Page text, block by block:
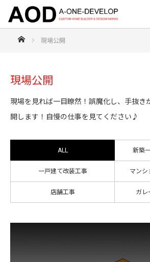
HOME現場公開
現場公開
現場を見れば一目瞭然！誤魔化し、手抜き
開します！自慢の仕事を見てください♪
ALL 新築
一戸建て改装工事 マンシ
店舗工事 ガレ